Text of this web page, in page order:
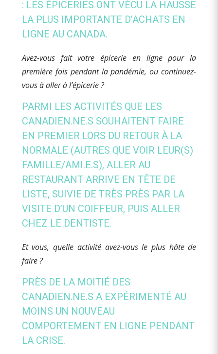
: LES ÉPICERIES ONT VÉCU LA HAUSSE
LA PLUS IMPORTANTE D’ACHATS EN
LIGNE AU CANADA.
Avez-vous fait votre épicerie en ligne pour la
première fois pendant la pandémie, ou continuez-
vous à aller à l’épicerie ?
PARMI LES ACTIVITÉS QUE LES
CANADIEN.NE.S SOUHAITENT FAIRE
EN PREMIER LORS DU RETOUR À LA
NORMALE (AUTRES QUE VOIR LEUR(S)
FAMILLE/AMI.E.S), ALLER AU
RESTAURANT ARRIVE EN TÊTE DE
LISTE, SUIVIE DE TRÈS PRÈS PAR LA
VISITE D’UN COIFFEUR, PUIS ALLER
CHEZ LE DENTISTE.
Et vous, quelle activité avez-vous le plus hâte de
faire ?
PRÈS DE LA MOITIÉ DES
CANADIEN.NE.S A EXPÉRIMENTÉ AU
MOINS UN NOUVEAU
COMPORTEMENT EN LIGNE PENDANT
LA CRISE.